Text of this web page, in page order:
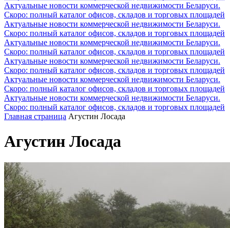
Актуальные новости коммерческой недвижимости Беларуси.
Скоро: полный каталог офисов, складов и торговых площадей
Актуальные новости коммерческой недвижимости Беларуси.
Скоро: полный каталог офисов, складов и торговых площадей
Актуальные новости коммерческой недвижимости Беларуси.
Скоро: полный каталог офисов, складов и торговых площадей
Актуальные новости коммерческой недвижимости Беларуси.
Скоро: полный каталог офисов, складов и торговых площадей
Актуальные новости коммерческой недвижимости Беларуси.
Скоро: полный каталог офисов, складов и торговых площадей
Актуальные новости коммерческой недвижимости Беларуси.
Скоро: полный каталог офисов, складов и торговых площадей
Главная страница Агустин Лосада
Агустин Лосада